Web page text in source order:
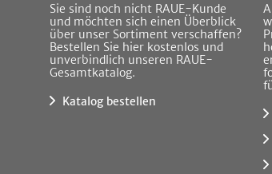
Sie sind noch nicht RAUE-Kunde
und möchten sich einen Überblick
über unser Sortiment verschaffen?
Bestellen Sie hier kostenlos und
unverbindlich unseren RAUE-
Gesamtkatalog.
Katalog bestellen